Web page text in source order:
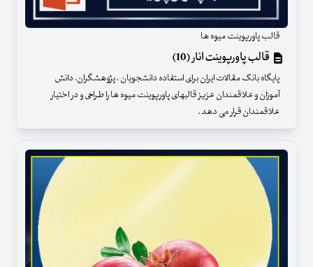
قالب پاورپوینت میوه ها
قالب پاورپوینت انار (10)
پایگاه بانک مقالات ایران برای استفاده دانشجویان ، پژوهشگران، دانش
آموزان و علاقمندان عزیز قالبهای پاورپوینت میوه ها را طراحی و در اختیار
علاقمندان قرار می دهد .